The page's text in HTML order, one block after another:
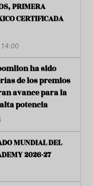
PRIMERA
CERTIFICADA
ha sido
de los premios
avance para la
potencia
MUNDIAL DEL
2026-27